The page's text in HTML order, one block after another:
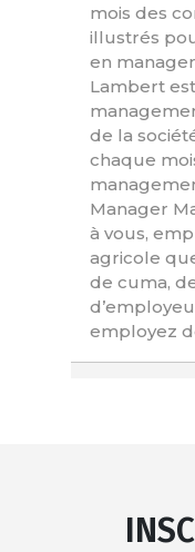
mois des
illustrés
en
Lambert
de la
chaque
Manager
à vous,
agricole
de cuma,
employez